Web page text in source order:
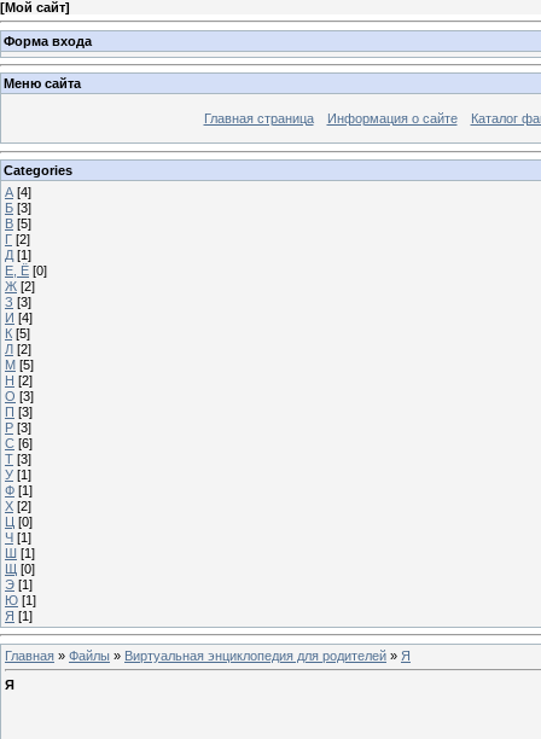
[Мой сайт]
Форма входа
Меню сайта
Главная страница Информация о сайте Каталог
Categories
А [4]
Б [3]
В [5]
Г [2]
Д [1]
Е, Ё [0]
Ж [2]
З [3]
И [4]
К [5]
Л [2]
М [5]
Н [2]
О [3]
П [3]
Р [3]
С [6]
Т [3]
У [1]
Ф [1]
Х [2]
Ц [0]
Ч [1]
Ш [1]
Щ [0]
Э [1]
Ю [1]
Я [1]
Главная » Файлы » Виртуальная энциклопедия для родителей » Я
Я